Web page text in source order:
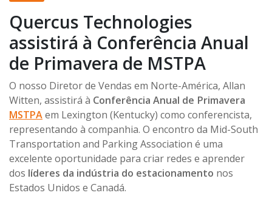
Quercus Technologies
assistirá à Conferência Anual
de Primavera de MSTPA
O nosso Diretor de Vendas em Norte-América, Allan
Witten, assistirá à Conferência Anual de Primavera
MSTPAem Lexington (Kentucky) como conferencista,
representando à companhia. O encontro da Mid-South
Transportation and Parking Association é uma
excelente oportunidade para criar redes e aprender
dos líderes da indústria do estacionamento nos
Estados Unidos e Canadá.